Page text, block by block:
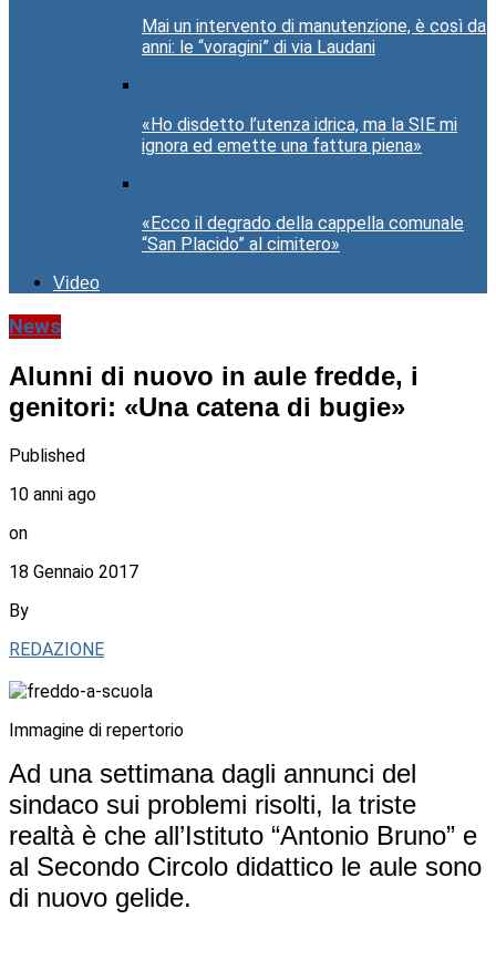
Mai un intervento di manutenzione, è così da
anni: le “voragini” di via Laudani
«Ho disdetto l’utenza idrica, ma la SIE mi
ignora ed emette una fattura piena»
«Ecco il degrado della cappella comunale
“San Placido” al cimitero»
Video
News
Alunni di nuovo in aule fredde, i
genitori: «Una catena di bugie»
Published
10 anni ago
on
18 Gennaio 2017
By
REDAZIONE
Immagine di repertorio
Ad una settimana dagli annunci del
sindaco sui problemi risolti, la triste
realtà è che all’Istituto “Antonio Bruno” e
al Secondo Circolo didattico le aule sono
di nuovo gelide.